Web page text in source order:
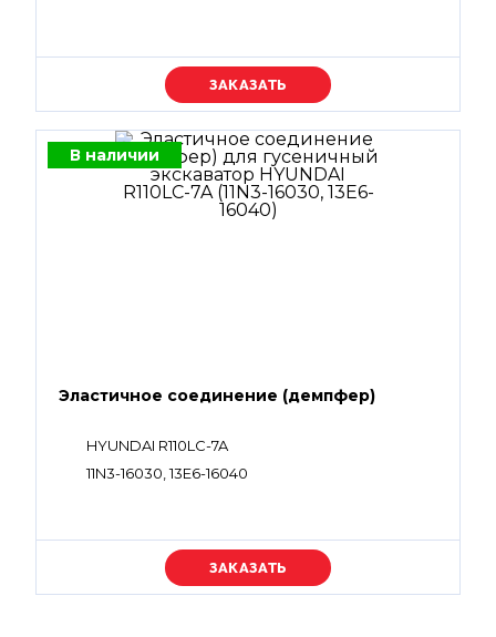
Уточняйте цену
В наличии
Эластичное соединение (демпфер)
HYUNDAI R110LC-7A
11N3-16030, 13E6-16040
Уточняйте цену